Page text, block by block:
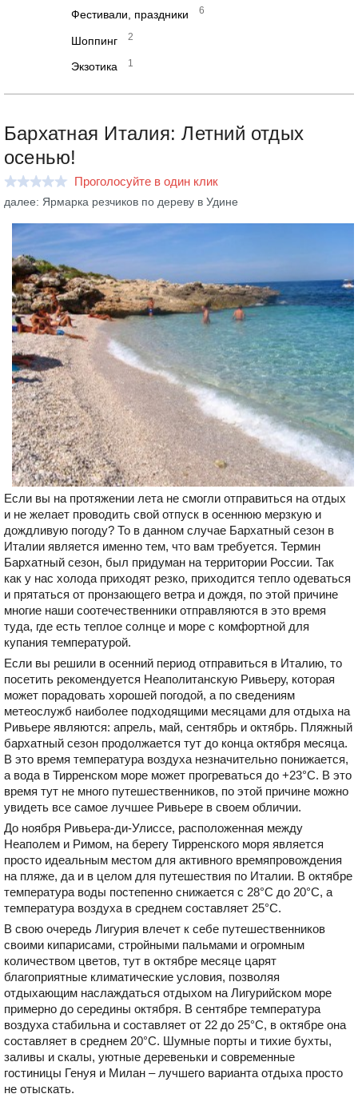
Фестивали, праздники 6
Шоппинг 2
Экзотика 1
Бархатная Италия: Летний отдых
осенью!
Проголосуйте в один клик
далее: Ярмарка резчиков по дереву в Удине
Если вы на протяжении лета не смогли отправиться на отдых
и не желает проводить свой отпуск в осеннюю мерзкую и
дождливую погоду? То в данном случае Бархатный сезон в
Италии является именно тем, что вам требуется. Термин
Бархатный сезон, был придуман на территории России. Так
как у нас холода приходят резко, приходится тепло одеваться
и прятаться от пронзающего ветра и дождя, по этой причине
многие наши соотечественники отправляются в это время
туда, где есть теплое солнце и море с комфортной для
купания температурой.
Если вы решили в осенний период отправиться в Италию, то
посетить рекомендуется Неаполитанскую Ривьеру, которая
может порадовать хорошей погодой, а по сведениям
метеослужб наиболее подходящими месяцами для отдыха на
Ривьере являются: апрель, май, сентябрь и октябрь. Пляжный
бархатный сезон продолжается тут до конца октября месяца.
В это время температура воздуха незначительно понижается,
а вода в Тирренском море может прогреваться до +23°С. В это
время тут не много путешественников, по этой причине можно
увидеть все самое лучшее Ривьере в своем обличии.
До ноября Ривьера-ди-Улиссе, расположенная между
Неаполем и Римом, на берегу Тирренского моря является
просто идеальным местом для активного времяпровождения
на пляже, да и в целом для путешествия по Италии. В октябре
температура воды постепенно снижается с 28°С до 20°С, а
температура воздуха в среднем составляет 25°С.
В свою очередь Лигурия влечет к себе путешественников
своими кипарисами, стройными пальмами и огромным
количеством цветов, тут в октябре месяце царят
благоприятные климатические условия, позволяя
отдыхающим наслаждаться отдыхом на Лигурийском море
примерно до середины октября. В сентябре температура
воздуха стабильна и составляет от 22 до 25°С, в октябре она
составляет в среднем 20°С. Шумные порты и тихие бухты,
заливы и скалы, уютные деревеньки и современные
гостиницы Генуя и Милан – лучшего варианта отдыха просто
не отыскать.